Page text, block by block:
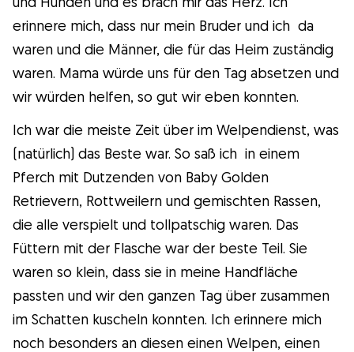
erinnere mich, dass nur mein Bruder und ich da
waren und die Männer, die für das Heim zuständig
waren. Mama würde uns für den Tag absetzen und
wir würden helfen, so gut wir eben konnten.
Ich war die meiste Zeit über im Welpendienst, was
(natürlich) das Beste war. So saß ich in einem
Pferch mit Dutzenden von Baby Golden
Retrievern, Rottweilern und gemischten Rassen,
die alle verspielt und tollpatschig waren. Das
Füttern mit der Flasche war der beste Teil. Sie
waren so klein, dass sie in meine Handfläche
passten und wir den ganzen Tag über zusammen
im Schatten kuscheln konnten. Ich erinnere mich
noch besonders an diesen einen Welpen, einen